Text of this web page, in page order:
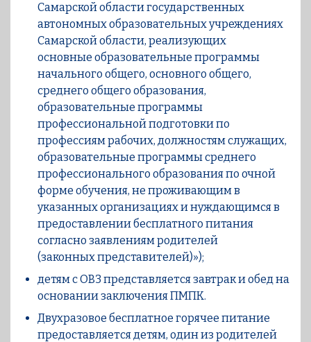
Самарской области государственных
автономных образовательных учреждениях
Самарской области, реализующих
основные образовательные программы
начального общего, основного общего,
среднего общего образования,
образовательные программы
профессиональной подготовки по
профессиям рабочих, должностям служащих,
образовательные программы среднего
профессионального образования по очной
форме обучения, не проживающим в
указанных организациях и нуждающимся в
предоставлении бесплатного питания
согласно заявлениям родителей
(законных представителей)»);
детям с ОВЗ представляется завтрак и обед на
основании заключения ПМПК.
Двухразовое бесплатное горячее питание
предоставляется детям, один из родителей